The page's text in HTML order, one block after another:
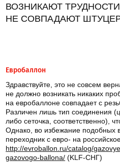
ВОЗНИКАЮТ ТРУДНОСТИ
НЕ СОВПАДАЮТ
Евробаллон
Здравствуйте, это не совсем
не должно возникать никаких
на евробаллоне совпадает с
Различен лишь тип соединения
либо сеточка, соответственно),
Однако, во избежание подобных
переходник с евро- на
http://evroballon.ru/catalog/
gazovogo-ballona/ (KLF-СНГ)